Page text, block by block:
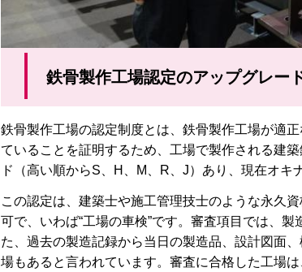
鉄骨製作工場認定のアップグレー
鉄骨製作工場の認定制度とは、鉄骨製作工場が適
ていることを証明するため、工場で製作される建
ド（高い順からS、H、M、R、J）あり、現在オキ
この認定は、建築士や施工管理技士のような永久
可で、いわば“工場の車検”です。審査項目では、
た、過去の製造記録から当日の製造品、設計図面
場もあると言われています。審査に合格した工場